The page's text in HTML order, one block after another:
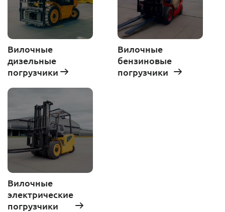
Вилочные
дизельные
погрузчики
Вилочные
бензиновые
погрузчики
Вилочные
электрические
погрузчики